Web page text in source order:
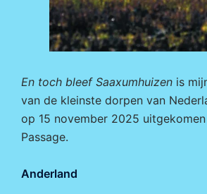
En toch bleef Saaxumhuizen is
van de kleinste dorpen van
op 15 november 2025
Passage.
Anderland